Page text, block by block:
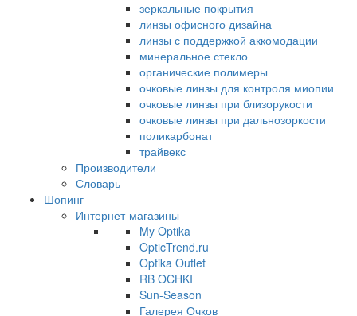
зеркальные покрытия
линзы офисного дизайна
линзы с поддержкой аккомодации
минеральное стекло
органические полимеры
очковые линзы для контроля миопии
очковые линзы при близорукости
очковые линзы при дальнозоркости
поликарбонат
трайвекс
Производители
Словарь
Шопинг
Интернет-магазины
My Optika
OpticTrend.ru
Optika Outlet
RB OCHKI
Sun-Season
Галерея Очков